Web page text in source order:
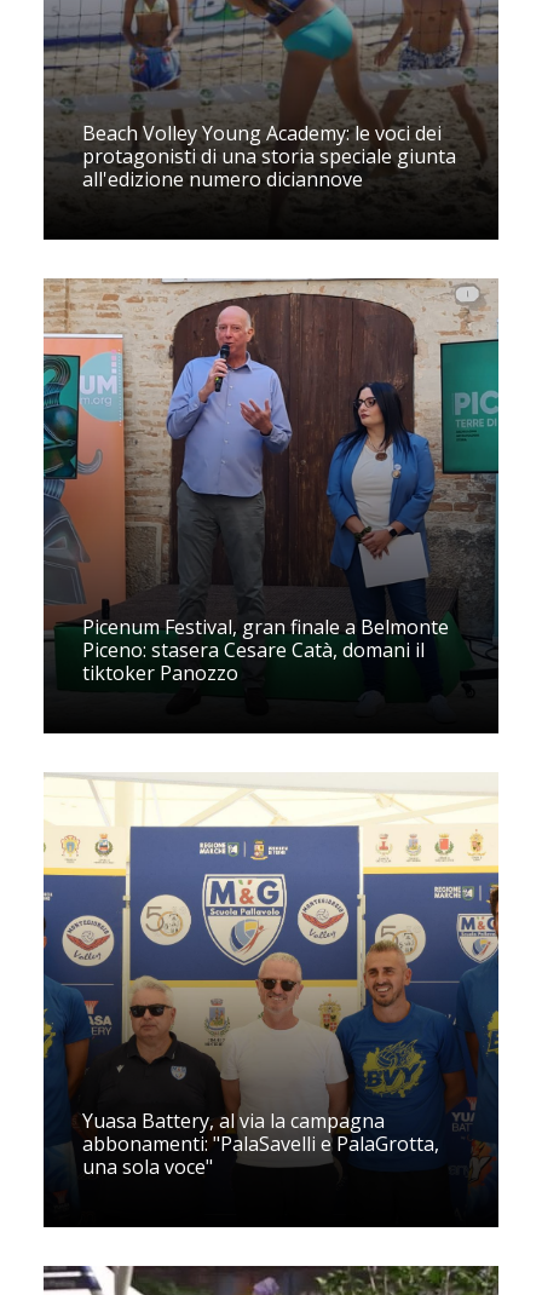
Beach Volley Young Academy: le voci dei
protagonisti di una storia speciale giunta
all'edizione numero diciannove
Picenum Festival, gran finale a Belmonte
Piceno: stasera Cesare Catà, domani il
tiktoker Panozzo
Yuasa Battery, al via la campagna
abbonamenti: "PalaSavelli e PalaGrotta,
una sola voce"